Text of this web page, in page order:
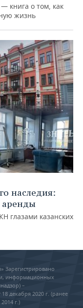
книга о том, как
жизнь
наследия:
аренды
глазами казанских
Зарегистрировано
информационных
–
декабря 2020 г. (ранее
г.)